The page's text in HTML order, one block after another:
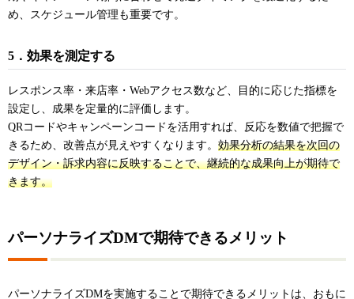
め、スケジュール管理も重要です。
5．効果を測定する
レスポンス率・来店率・Webアクセス数など、目的に応じた指標を
設定し、成果を定量的に評価します。
QRコードやキャンペーンコードを活用すれば、反応を数値で把握で
きるため、改善点が見えやすくなります。 効果分析の結果を次回の
デザイン・訴求内容に反映することで、継続的な成果向上が期待で
きます。
パーソナライズDMで期待できるメリット
パーソナライズDMを実施することで期待できるメリットは、おもに